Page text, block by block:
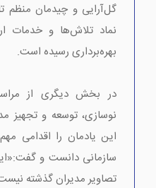
گل‌آرایی و چیدمان منظم
نماد تلاش‌ها و خدمات
بهره‌برداری رسیده است.
در بخش دیگری از
نوسازی، توسعه و تجهیز
این یادمان را اقدامی
سازمانی دانست و
تصاویر مدیران گذشته